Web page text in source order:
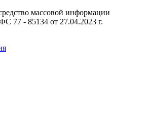
массовой информации
77 - 85134 от 27.04.2023 г.